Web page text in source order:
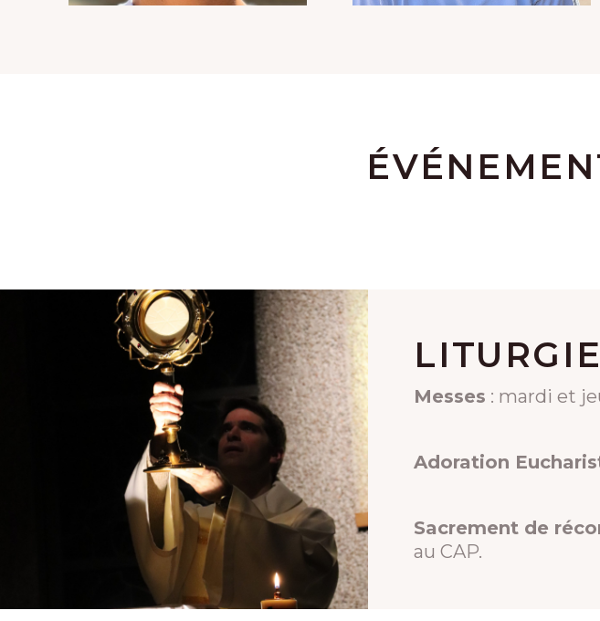
Messes : mardi et
Adoration
Sacrement de
au CAP.